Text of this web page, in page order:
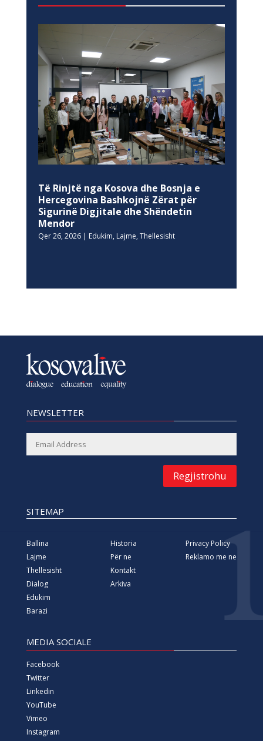
Të Rinjtë nga Kosova dhe Bosnja e
Hercegovina Bashkojnë Zërat për
Sigurinë Digjitale dhe Shëndetin
Mendor
Qer 26, 2026| Edukim, Lajme, Thellesisht
NEWSLETTER
Regjistrohu
SITEMAP
Ballina
Lajme
Thellësisht
Dialog
Edukim
Barazi
Historia
Për ne
Kontakt
Arkiva
Privacy Policy
Reklamo me ne
MEDIA SOCIALE
Facebook
Twitter
Linkedin
YouTube
Vimeo
Instagram